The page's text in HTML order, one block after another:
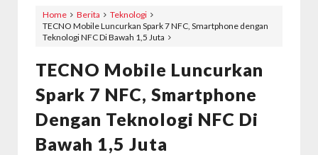
Home Berita
Teknologi
TECNO Mobile Luncurkan Spark 7 NFC, Smartphone dengan
Teknologi NFC Di Bawah 1,5 Juta
TECNO Mobile Luncurkan
Spark 7 NFC, Smartphone
Dengan Teknologi NFC Di
Bawah 1,5 Juta